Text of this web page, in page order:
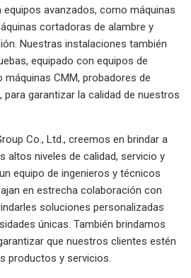
equipos avanzados, como máquinas
cortadoras de alambre y
Nuestras instalaciones también
equipado con equipos de
CMM, probadores de
garantizar la calidad de nuestros
Co., Ltd., creemos en brindar a
altos niveles de calidad, servicio y
equipo de ingenieros y técnicos
en estrecha colaboración con
soluciones personalizadas
únicas. También brindamos
que nuestros clientes estén
productos y servicios.